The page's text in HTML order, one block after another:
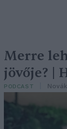
Merre
jövője? |
PODCAST